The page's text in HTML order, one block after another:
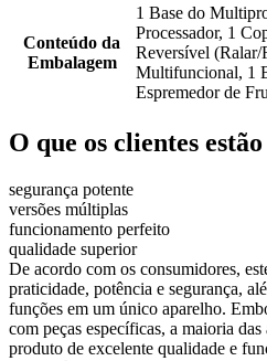
Conteúdo da
Embalagem
1 Base do
Processador, 1
Reversível (Ralar/
Multifuncional, 1
Espremedor de
O que os clientes
segurança potente
versões múltiplas
funcionamento perfeito
qualidade superior
De acordo com os consumidores,
praticidade, potência e segurança,
funções em um único aparelho.
com peças específicas, a maioria
produto de excelente qualidade e